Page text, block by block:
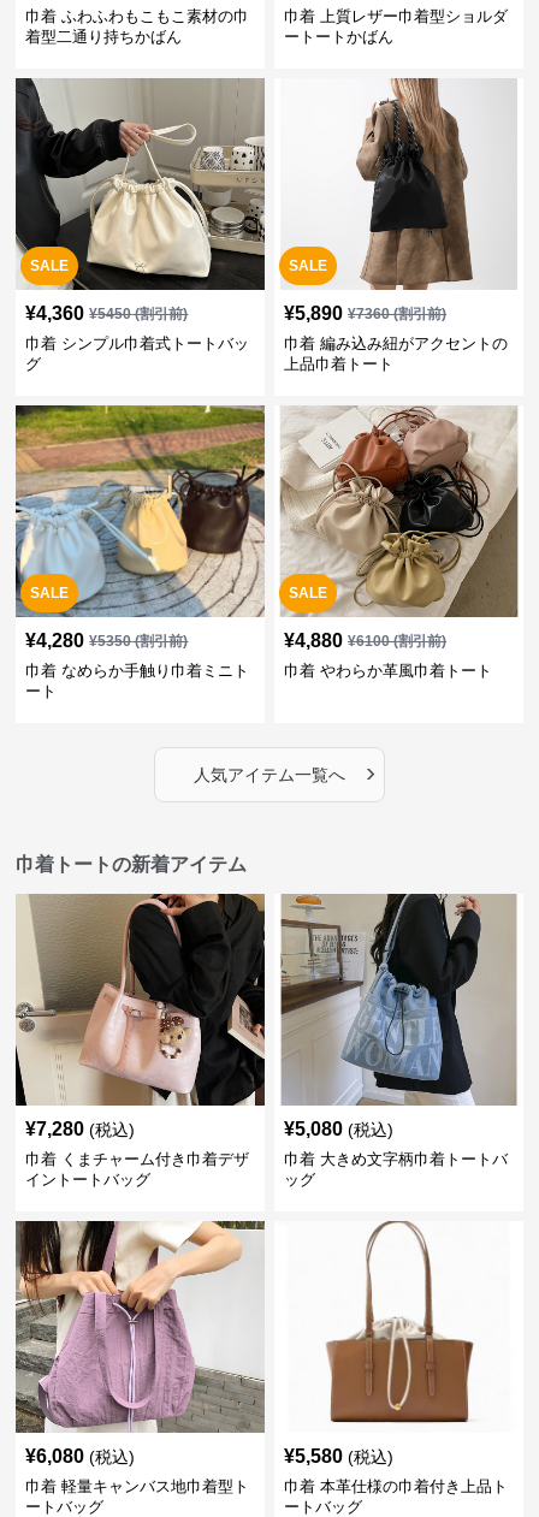
巾着 ふわふわもこもこ素材の巾
着型二通り持ちかばん
巾着 上質レザー巾着型ショルダ
ートートかばん
SALE
¥4,360 ¥5450(割引前)
巾着 シンプル巾着式トートバッ
グ
SALE
¥5,890 ¥7360(割引前)
巾着 編み込み紐がアクセントの
上品巾着トート
SALE
¥4,280 ¥5350(割引前)
巾着 なめらか手触り巾着ミニト
ート
SALE
¥4,880 ¥6100(割引前)
巾着 やわらか革風巾着トート
人気アイテム一覧へ ›
巾着トートの新着アイテム
¥7,280 (税込)
巾着 くまチャーム付き巾着デザ
イントートバッグ
¥5,080 (税込)
巾着 大きめ文字柄巾着トートバ
ッグ
¥6,080 (税込)
巾着 軽量キャンバス地巾着型ト
ートバッグ
¥5,580 (税込)
巾着 本革仕様の巾着付き上品ト
ートバッグ